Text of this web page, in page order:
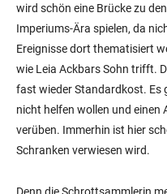
wird schön eine Brücke zu
Imperiums-Ära spielen, da
Ereignisse dort thematisiert
wie Leia Ackbars Sohn trifft.
fast wieder Standardkost. Es
nicht helfen wollen und einen
verüben. Immerhin ist hier
Schranken verwiesen wird.